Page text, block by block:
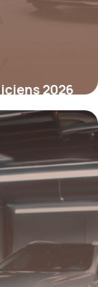
2026